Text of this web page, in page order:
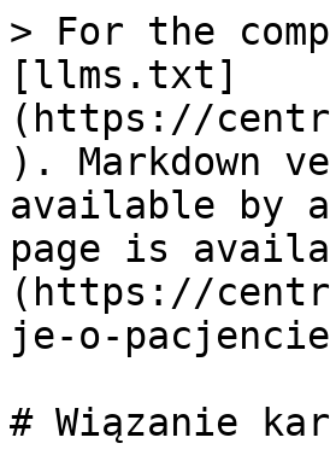
> For the
[llms.txt]
(https://
). Markdown
available by
page is
(https://
je-o-
# Wiązanie